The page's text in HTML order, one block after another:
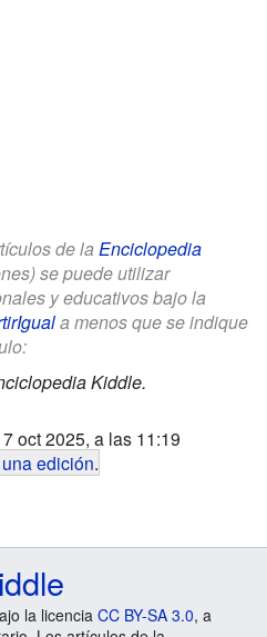
de la Enciclopedia
se puede utilizar
y educativos bajo la
a menos que se indique
Kiddle.
oct 2025, a las 11:19
edición.
la licencia CC BY-SA 3.0, a